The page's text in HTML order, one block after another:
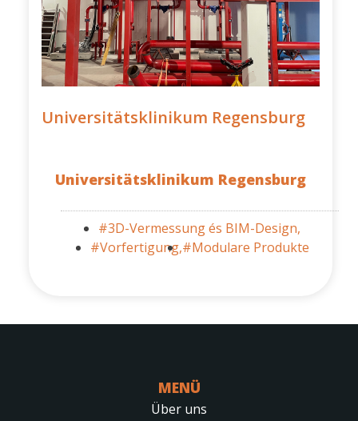
Universitätsklinikum Regensburg
Universitätsklinikum Regensburg
#3D-Vermessung és BIM-Design,
#Vorfertigung,#Modulare Produkte
MENÜ
Über uns